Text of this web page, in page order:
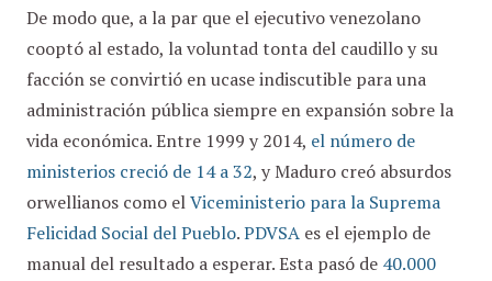
De modo que, a la par que el ejecutivo venezolano
cooptó al estado, la voluntad tonta del caudillo y su
facción se convirtió en ucase indiscutible para una
administración pública siempre en expansión sobre la
vida económica. Entre 1999 y 2014, el número de
ministerios creció de 14 a 32, y Maduro creó absurdos
orwellianos como elViceministerio para la Suprema
Felicidad Social del Pueblo.PDVSA es el ejemplo de
manual del resultado a esperar. Esta pasó de 40.000